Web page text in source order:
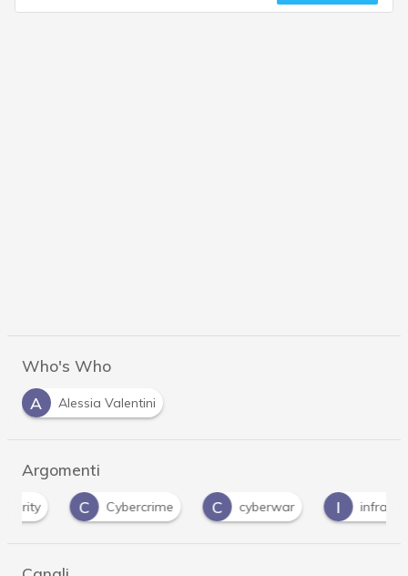
Who's Who
A
Alessia Valentini
Argomenti
C
Cybercrime C cyberwar I infrastrutture